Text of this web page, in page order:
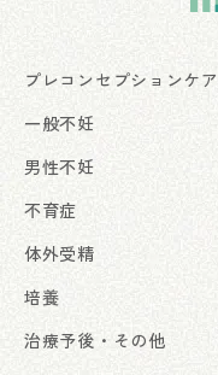
プレコンセプションケア
一般不妊
男性不妊
不育症
体外受精
培養
治療予後・その他